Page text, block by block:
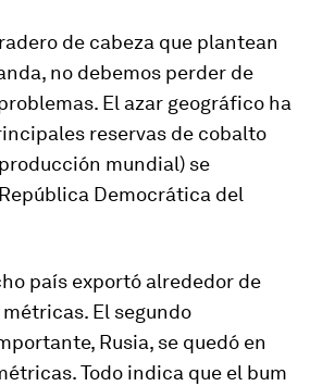
de cabeza que plantean
no debemos perder de
El azar geográfico ha
reservas de cobalto
mundial) se
Democrática del
país exportó alrededor de
El segundo
Rusia, se quedó en
Todo indica que el bum